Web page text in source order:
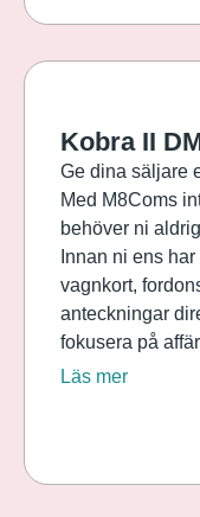
Kobra II
Ge dina säljare
Med M8Coms
behöver ni
Innan ni ens
vagnkort,
anteckningar
fokusera på
Läs mer